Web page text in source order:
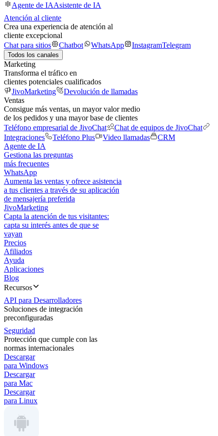
Agente de IAAsistente de IA
Atención al cliente
Crea una experiencia de atención al
cliente excepcional
Chat para sitios
Chatbot WhatsApp InstagramTelegram
Todos los canales
Marketing
Transforma el tráfico en
clientes potenciales cualificados
JivoMarketing
Devolución de llamadas
Ventas
Consigue más ventas, un mayor valor medio
de los pedidos y una mayor base de clientes
Teléfono empresarial de JivoChat
Chat de equipos de JivoChat
Integraciones
Teléfono Plus Video llamadas
CRM
Agente de IA
Gestiona las preguntas
más frecuentes
WhatsApp
Aumenta las ventas y ofrece asistencia
a tus clientes a través de su aplicación
de mensajería preferida
JivoMarketing
Capta la atención de tus visitantes:
capta su interés antes de que se
vayan
Precios
Afiliados
Ayuda
Aplicaciones
Blog
Recursos
API para Desarrolladores
Soluciones de integración
preconfiguradas
Seguridad
Protección que cumple con las
normas internacionales
Descargar
para Windows
Descargar
para Mac
Descargar
para Linux